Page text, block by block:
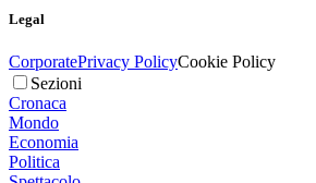
Legal
CorporatePrivacy PolicyCookie Policy
Sezioni
Cronaca
Mondo
Economia
Politica